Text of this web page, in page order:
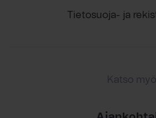
Tietosuoja- ja
Katso